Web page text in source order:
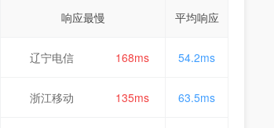
响应最慢 平均响应
辽宁电信 168ms 54.2ms
浙江移动 135ms 63.5ms